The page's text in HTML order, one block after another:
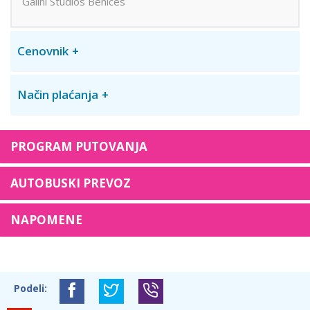
Cenovnik
Način plaćanja
PROGRAM PUTOVANJA
AUTOBUSKI PREVOZ
NAPOMENE
Podeli: